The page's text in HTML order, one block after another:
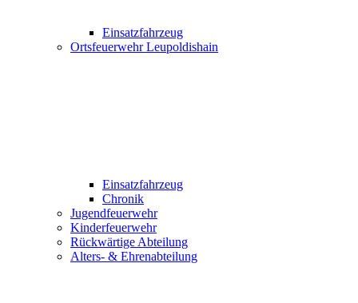
Einsatzfahrzeug
Ortsfeuerwehr Leupoldishain
Einsatzfahrzeug
Chronik
Jugendfeuerwehr
Kinderfeuerwehr
Rückwärtige Abteilung
Alters- & Ehrenabteilung